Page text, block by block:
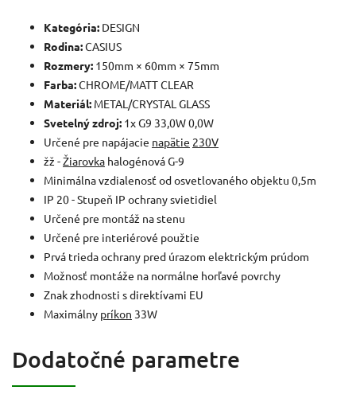
Kategória: DESIGN
Rodina:CASIUS
Rozmery: 150mm × 60mm × 75mm
Farba:CHROME/MATT CLEAR
Materiál: METAL/CRYSTAL GLASS
Svetelný zdroj: 1x G9 33,0W 0,0W
Určené pre napájacie napätie 230V
žž -Žiarovka halogénová G-9
Minimálna vzdialenosť od osvetlovaného objektu 0,5m
IP 20 - Stupeň IP ochrany svietidiel
Určené pre montáž na stenu
Určené pre interiérové použtie
Prvá trieda ochrany pred úrazom elektrickým prúdom
Možnosť montáže na normálne horľavé povrchy
Znak zhodnosti s direktívami EU
Maximálny príkon 33W
Dodatočné parametre